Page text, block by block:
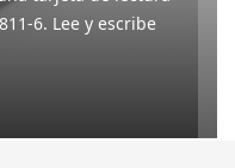
Match
dactilares que